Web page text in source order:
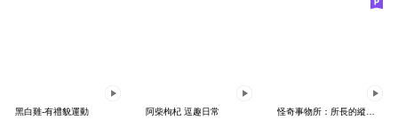
黑白雞-有禮貌運動 阿柴枸杞 逗趣日常 怪奇事物所：所長的縱慾過度